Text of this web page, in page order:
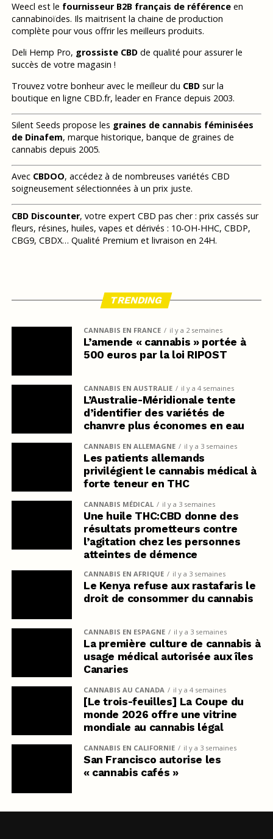
Weecl est le fournisseur B2B français de référenceen
cannabinoïdes. Ils maitrisent la chaine de production
complète pour vous offrir les meilleurs produits.
Deli Hemp Pro, grossiste CBDde qualité pour assurer le
succès de votre magasin !
Trouvez votre bonheur avec le meilleur du CBDsur la
boutique en ligne CBD.fr, leader en France depuis 2003.
Silent Seeds propose les graines de cannabis féminisées
de Dinafem, marque historique, banque de graines de
cannabis depuis 2005.
Avec CBDOO, accédez à de nombreuses variétés CBD
soigneusement sélectionnées à un prix juste.
CBD Discounter, votre expert CBD pas cher : prix cassés sur
fleurs, résines, huiles, vapes et dérivés : 10-OH-HHC, CBDP,
CBG9, CBDX… Qualité Premium et livraison en 24H.
TRENDING
CANNABIS EN FRANCE il y a 2 semaines
L’amende « cannabis » portée à
500 euros par la loi RIPOST
CANNABIS EN AUSTRALIE il y a 4 semaines
L’Australie-Méridionale tente
d’identifier des variétés de
chanvre plus économes en eau
CANNABIS EN ALLEMAGNE il y a 3 semaines
Les patients allemands
privilégient le cannabis médical à
forte teneur en THC
CANNABIS MÉDICAL il y a 3 semaines
Une huile THC:CBD donne des
résultats prometteurs contre
l’agitation chez les personnes
atteintes de démence
CANNABIS EN AFRIQUE il y a 3 semaines
Le Kenya refuse aux rastafaris le
droit de consommer du cannabis
CANNABIS EN ESPAGNE il y a 3 semaines
La première culture de cannabis à
usage médical autorisée aux îles
Canaries
CANNABIS AU CANADA il y a 4 semaines
[Le trois-feuilles] La Coupe du
monde 2026 offre une vitrine
mondiale au cannabis légal
CANNABIS EN CALIFORNIE il y a 3 semaines
San Francisco autorise les
« cannabis cafés »